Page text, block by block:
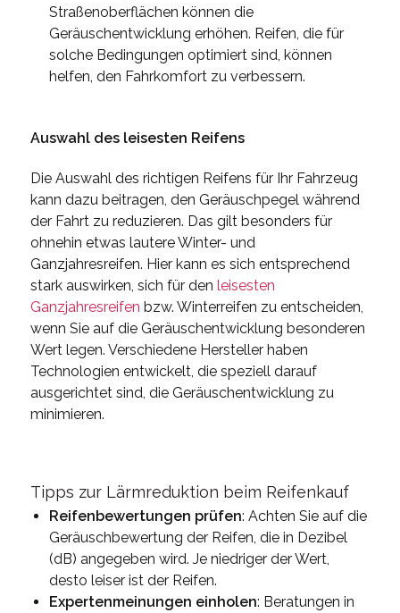
Straßenoberflächen können die
Geräuschentwicklung erhöhen. Reifen, die für
solche Bedingungen optimiert sind, können
helfen, den Fahrkomfort zu verbessern.
Auswahl des leisesten Reifens
Die Auswahl des richtigen Reifens für Ihr Fahrzeug
kann dazu beitragen, den Geräuschpegel während
der Fahrt zu reduzieren. Das gilt besonders für
ohnehin etwas lautere Winter- und
Ganzjahresreifen. Hier kann es sich entsprechend
stark auswirken, sich für den leisesten
Ganzjahresreifen bzw. Winterreifen zu entscheiden,
wenn Sie auf die Geräuschentwicklung besonderen
Wert legen. Verschiedene Hersteller haben
Technologien entwickelt, die speziell darauf
ausgerichtet sind, die Geräuschentwicklung zu
minimieren.
Tipps zur Lärmreduktion beim Reifenkauf
Reifenbewertungen prüfen: Achten Sie auf die
Geräuschbewertung der Reifen, die in Dezibel
(dB) angegeben wird. Je niedriger der Wert,
desto leiser ist der Reifen.
Expertenmeinungen einholen: Beratungen in